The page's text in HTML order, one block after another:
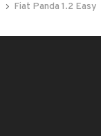
Fiat Panda 1.2 Easy